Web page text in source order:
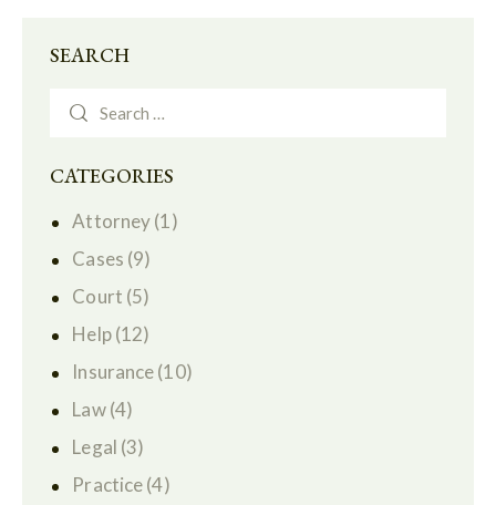
SEARCH
CATEGORIES
Attorney(1)
Cases (9)
Court (5)
Help(12)
Insurance(10)
Law(4)
Legal (3)
Practice(4)